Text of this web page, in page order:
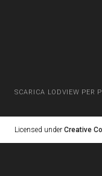
SCARICA LODVIEW PER
Licensed under Creative